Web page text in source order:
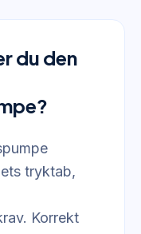
du den
tryktab,
Korrekt